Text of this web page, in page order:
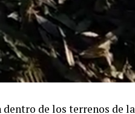
de los terrenos de la